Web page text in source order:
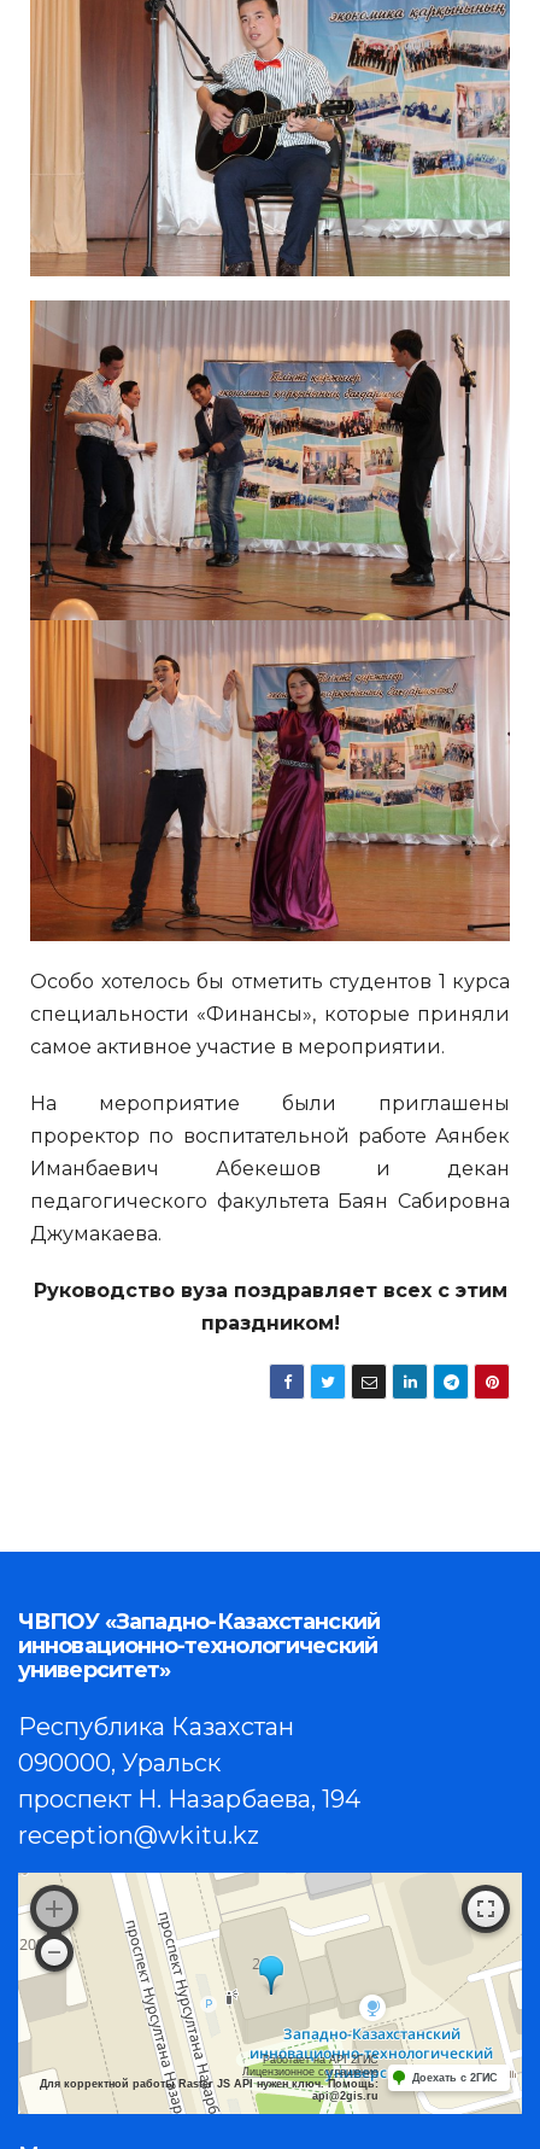
Особо хотелось бы отметить студентов 1 курса
специальности «Финансы», которые приняли
самое активное участие в мероприятии.
На мероприятие были приглашены
проректор по воспитательной работе Аянбек
Иманбаевич Абекешов и декан
педагогического факультета Баян Сабировна
Джумакаева.
Руководство вуза поздравляет всех с этим
праздником!
ЧВПОУ «Западно-Казахстанский
инновационно-технологический
университет»
Республика Казахстан
090000, Уральск
проспект Н. Назарбаева, 194
reception@wkitu.kz
Работает на API 2ГИС
Лицензионное соглашение
Для корректной работы Raster JS API нужен ключ. Помощь:
api@2gis.ru
Доехать с 2ГИС